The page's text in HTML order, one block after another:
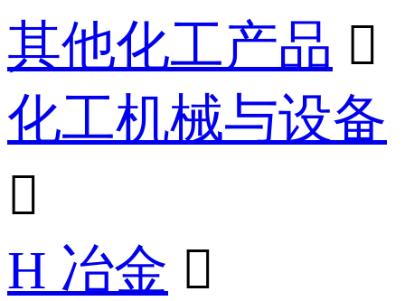
其他化工产品 
化工机械与设备

H 冶金 